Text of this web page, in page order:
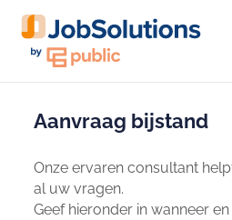
Aanvraag bijstand
Onze ervaren consultant
al uw vragen.
Geef hieronder in wanneer